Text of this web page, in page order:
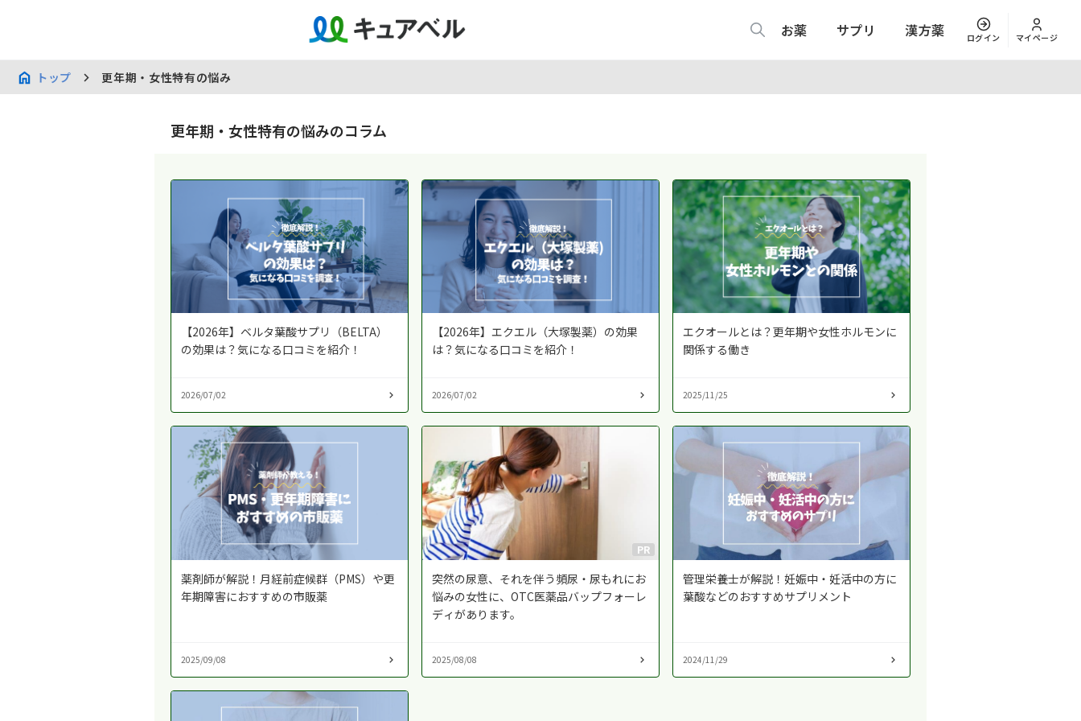
お薬 サプリ 漢方薬 ログイン マイページ
トップ 更年期・女性特有の悩み
更年期・女性特有の悩みのコラム
【2026年】ベルタ葉酸サプリ（BELTA）
の効果は？気になる口コミを紹介！
2026/07/02
【2026年】エクエル（大塚製薬）の効果
は？気になる口コミを紹介！
2026/07/02
エクオールとは？更年期や女性ホルモンに
関係する働き
2025/11/25
薬剤師が解説！月経前症候群（PMS）や更
年期障害におすすめの市販薬
2025/09/08
PR
突然の尿意、それを伴う頻尿・尿もれにお
悩みの女性に、OTC医薬品バップフォーレ
ディがあります。
2025/08/08
管理栄養士が解説！妊娠中・妊活中の方に
葉酸などのおすすめサプリメント
2024/11/29